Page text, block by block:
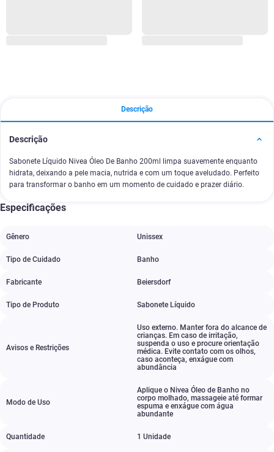
Descrição
Descrição
Sabonete Líquido Nivea Óleo De Banho 200ml limpa suavemente enquanto
hidrata, deixando a pele macia, nutrida e com um toque aveludado. Perfeito
para transformar o banho em um momento de cuidado e prazer diário.
Especificações
Gênero Unissex
Tipo de Cuidado Banho
Fabricante Beiersdorf
Tipo de Produto Sabonete Líquido
Avisos e Restrições
Uso externo. Manter fora do alcance de
crianças. Em caso de irritação,
suspenda o uso e procure orientação
médica. Evite contato com os olhos,
caso aconteça, enxágue com
abundância
Modo de Uso
Aplique o Nivea Óleo de Banho no
corpo molhado, massageie até formar
espuma e enxágue com água
abundante
Quantidade 1 Unidade